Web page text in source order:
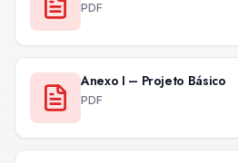
PDF
Anexo I – Projeto Básico
PDF